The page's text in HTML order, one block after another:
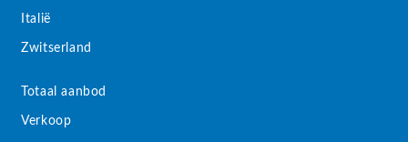
Italië
Zwitserland
Totaal aanbod
Verkoop